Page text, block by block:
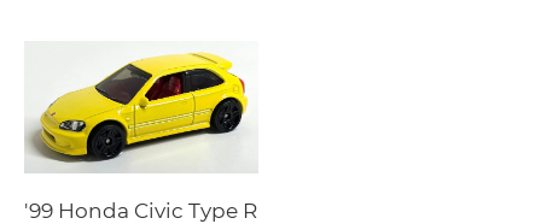
'99 Honda Civic Type R